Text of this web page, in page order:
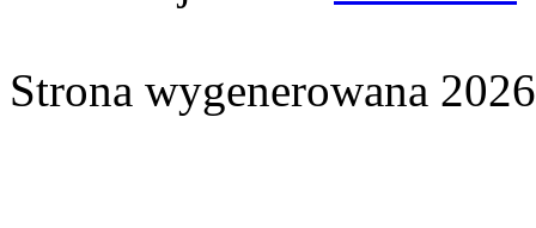
Strona wygenerowana